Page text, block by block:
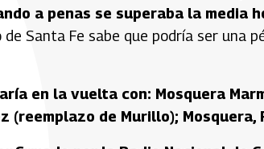
a penas se superaba la media
Santa Fe sabe que podría ser una
en la vuelta con: Mosquera
(reemplazo de Murillo); Mosquera,